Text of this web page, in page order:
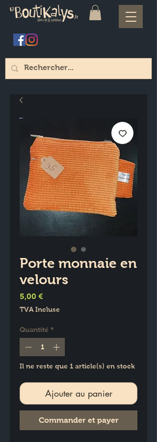
Porte monnaie en
velours
5,00 €
TVA Incluse
Quantité *
Il ne reste que 1 article(s) en stock
Ajouter au panier
Commander et payer